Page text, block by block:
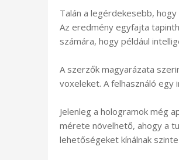
Talán a legérdekesebb,
Az eredmény egyfajta
számára, hogy például
A szerzők magyarázata
voxeleket. A felhasználó egy
Jelenleg a hologramok még
mérete növelhető, ahogy a
lehetőségeket kínálnak